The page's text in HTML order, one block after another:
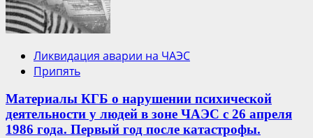
Ликвидация аварии на ЧАЭС
Припять
Материалы КГБ о нарушении психической
деятельности у людей в зоне ЧАЭС с 26 апреля
1986 года. Первый год после катастрофы.